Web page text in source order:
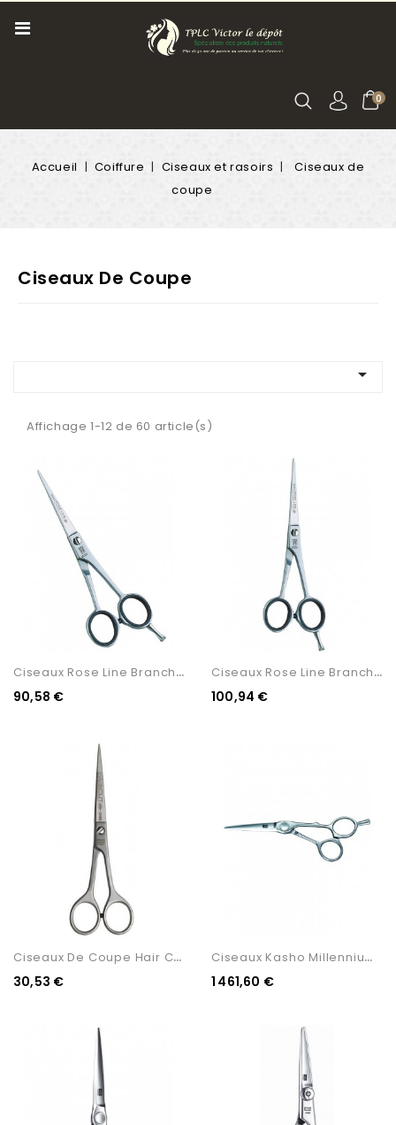
0
Accueil Coiffure Ciseaux et rasoirs
Ciseaux de
coupe
Ciseaux De Coupe

Affichage 1-12 de 60 article(s)
C
Iseaux Rose Line Branches...
90,58 €
C
Iseaux Rose Line Branches...
100,94 €
C
Iseaux De Coupe Hair Cut...
30,53 €
C
Iseaux Kasho Millennium...
1 461,60 €